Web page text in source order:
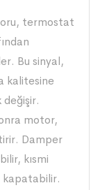
termostat
Bu sinyal,
kalitesine
değişir.
motor,
Damper
kısmi
kapatabilir.